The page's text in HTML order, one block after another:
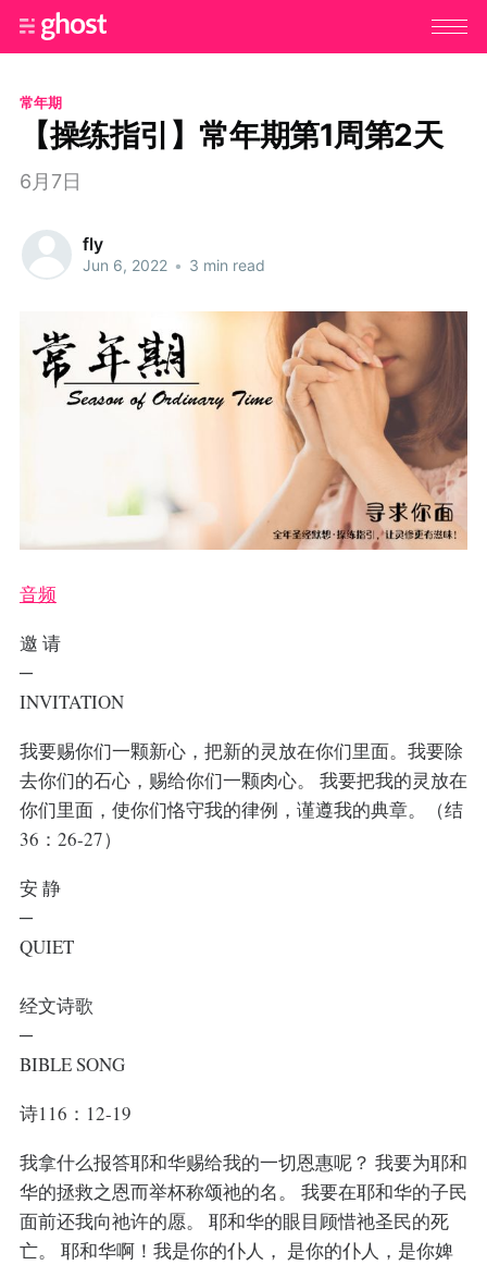
常年期
【操练指引】常年期第1周第2天
6月7日
fly
Jun 6, 2022 • 3 min read
音频
邀 请
─
INVITATION
我要赐你们一颗新心，把新的灵放在你们里面。我要除
去你们的石心，赐给你们一颗肉心。 我要把我的灵放在
你们里面，使你们恪守我的律例，谨遵我的典章。（结
36：26-27）
安 静
─
QUIET
经文诗歌
─
BIBLE SONG
诗116：12-19
我拿什么报答耶和华赐给我的一切恩惠呢？ 我要为耶和
华的拯救之恩而举杯称颂祂的名。 我要在耶和华的子民
面前还我向祂许的愿。 耶和华的眼目顾惜祂圣民的死
亡。 耶和华啊！我是你的仆人， 是你的仆人，是你婢